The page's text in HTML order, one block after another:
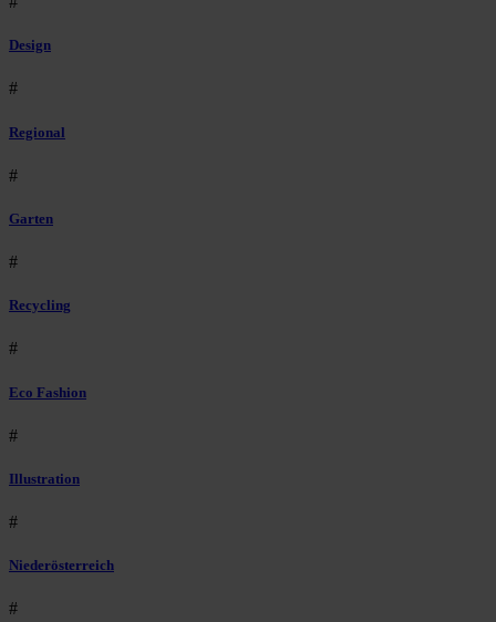
Design
#
Regional
#
Garten
#
Recycling
#
Eco Fashion
#
Illustration
#
Niederösterreich
#